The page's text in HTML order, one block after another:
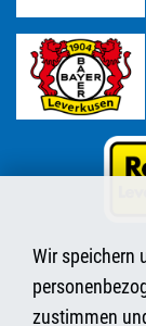
Wir speichern
zustimmen